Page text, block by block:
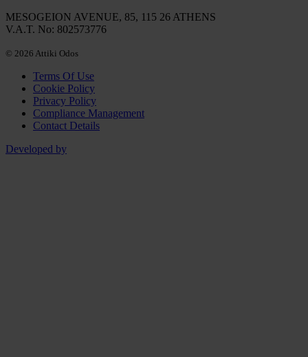
MESOGEION AVENUE, 85, 115 26 ATHENS
V.A.T. No: 802573776
© 2026 Attiki Odos
Terms Of Use
Cookie Policy
Privacy Policy
Compliance Management
Contact Details
Developed by